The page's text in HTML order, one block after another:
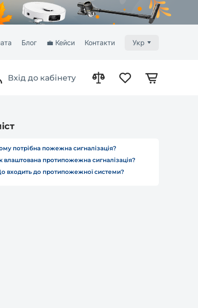
Блог 💼 Кейси Контакти Укр
Вхід до кабінету
потрібна пожежна сигналізація?
влаштована протипожежна сигналізація?
входить до протипожежної системи?